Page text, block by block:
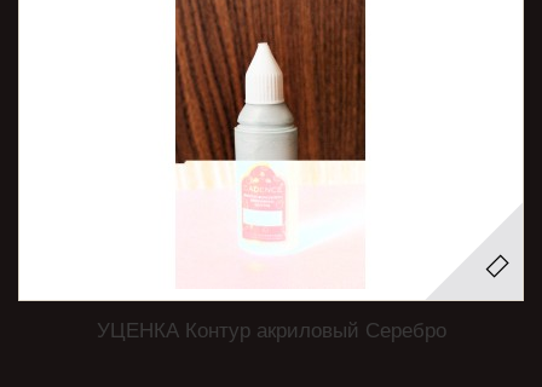
УЦЕНКА Контур акриловый Серебро